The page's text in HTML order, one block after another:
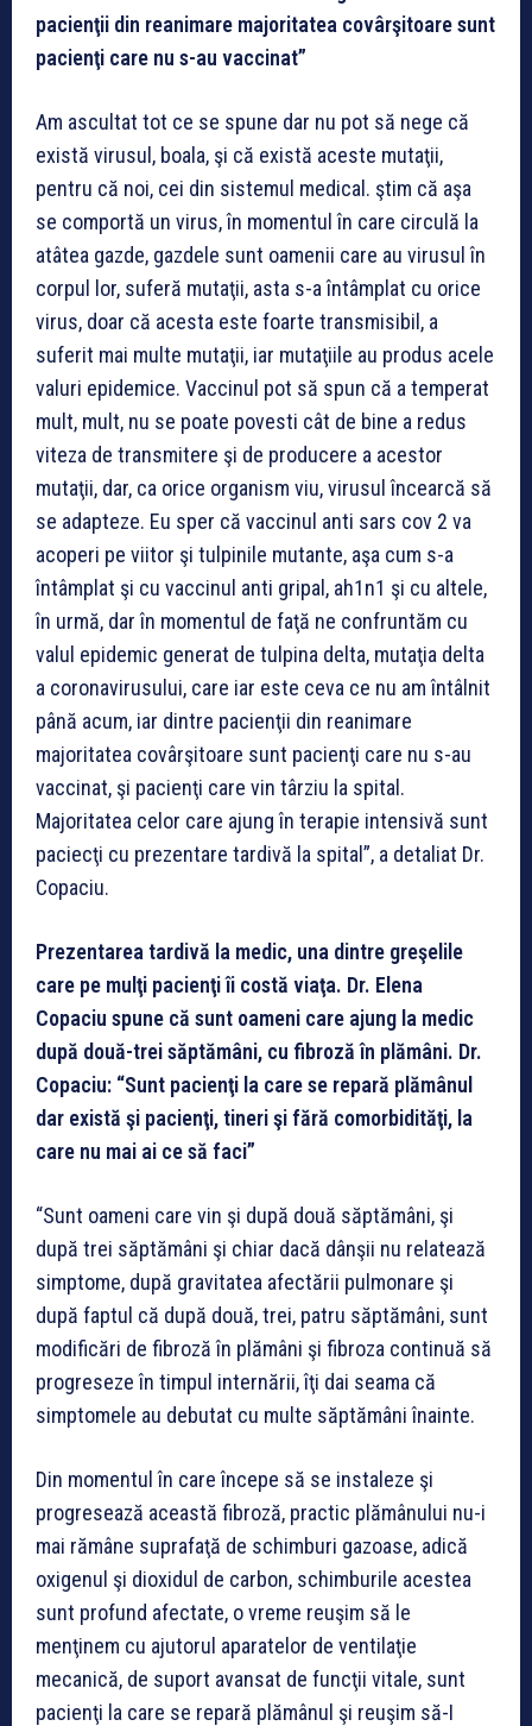
pacienţii din reanimare majoritatea covârşitoare sunt
pacienţi care nu s-au vaccinat”
Am ascultat tot ce se spune dar nu pot să nege că
există virusul, boala, şi că există aceste mutaţii,
pentru că noi, cei din sistemul medical. ştim că aşa
se comportă un virus, în momentul în care circulă la
atâtea gazde, gazdele sunt oamenii care au virusul în
corpul lor, suferă mutaţii, asta s-a întâmplat cu orice
virus, doar că acesta este foarte transmisibil, a
suferit mai multe mutaţii, iar mutaţiile au produs acele
valuri epidemice. Vaccinul pot să spun că a temperat
mult, mult, nu se poate povesti cât de bine a redus
viteza de transmitere şi de producere a acestor
mutaţii, dar, ca orice organism viu, virusul încearcă să
se adapteze. Eu sper că vaccinul anti sars cov 2 va
acoperi pe viitor şi tulpinile mutante, aşa cum s-a
întâmplat şi cu vaccinul anti gripal, ah1n1 şi cu altele,
în urmă, dar în momentul de faţă ne confruntăm cu
valul epidemic generat de tulpina delta, mutaţia delta
a coronavirusului, care iar este ceva ce nu am întâlnit
până acum, iar dintre pacienţii din reanimare
majoritatea covârşitoare sunt pacienţi care nu s-au
vaccinat, şi pacienţi care vin târziu la spital.
Majoritatea celor care ajung în terapie intensivă sunt
paciecţi cu prezentare tardivă la spital”, a detaliat Dr.
Copaciu.
Prezentarea tardivă la medic, una dintre greşelile
care pe mulţi pacienţi îi costă viaţa. Dr. Elena
Copaciu spune că sunt oameni care ajung la medic
după două-trei săptămâni, cu fibroză în plămâni. Dr.
Copaciu: “Sunt pacienţi la care se repară plămânul
dar există şi pacienţi, tineri şi fără comorbidităţi, la
care nu mai ai ce să faci”
“Sunt oameni care vin şi după două săptămâni, şi
după trei săptămâni şi chiar dacă dânşii nu relatează
simptome, după gravitatea afectării pulmonare şi
după faptul că după două, trei, patru săptămâni, sunt
modificări de fibroză în plămâni şi fibroza continuă să
progreseze în timpul internării, îţi dai seama că
simptomele au debutat cu multe săptămâni înainte.
Din momentul în care începe să se instaleze şi
progresează această fibroză, practic plămânului nu-i
mai rămâne suprafaţă de schimburi gazoase, adică
oxigenul şi dioxidul de carbon, schimburile acestea
sunt profund afectate, o vreme reuşim să le
menţinem cu ajutorul aparatelor de ventilaţie
mecanică, de suport avansat de funcţii vitale, sunt
pacienţi la care se repară plămânul şi reuşim să-I